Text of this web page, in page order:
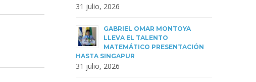
31 julio, 2026
GABRIEL OMAR MONTOYA
LLEVA EL TALENTO
MATEMÁTICO PRESENTACIÓN
HASTA SINGAPUR
31 julio, 2026